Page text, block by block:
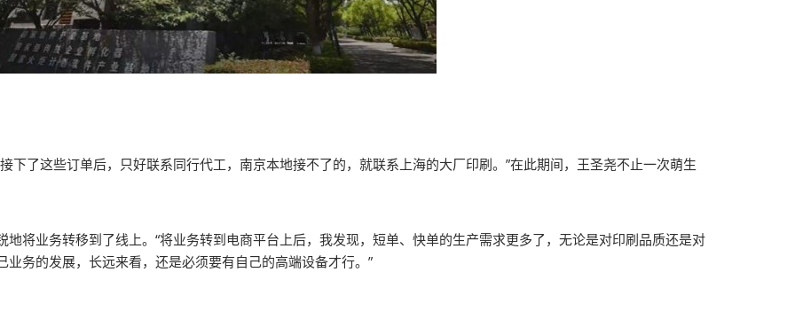
下了这些订单后，只好联系同行代工，南京本地接不了的，就联系上海的大厂印刷。”在此期间，王圣尧不止一次萌生
将业务转移到了线上。“将业务转到电商平台上后，我发现，短单、快单的生产需求更多了，无论是对印刷品质还是对
务的发展，长远来看，还是必须要有自己的高端设备才行。”